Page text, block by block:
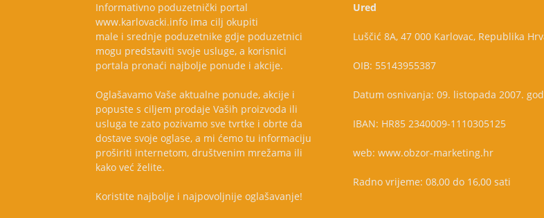
Informativno poduzetnički portal
www.karlovacki.info ima cilj okupiti
male i srednje poduzetnike gdje poduzetnici
mogu predstaviti svoje usluge, a korisnici
portala pronaći najbolje ponude i akcije.
Oglašavamo Vaše aktualne ponude, akcije i
popuste s ciljem prodaje Vaših proizvoda ili
usluga te zato pozivamo sve tvrtke i obrte da
dostave svoje oglase, a mi ćemo tu informaciju
proširiti internetom, društvenim mrežama ili
kako već želite.
Koristite najbolje i najpovoljnije oglašavanje!
Ured
Luščić 8A, 47 000 Karlovac, Republika
OIB: 55143955387
Datum osnivanja: 09. listopada 2007.
IBAN: HR85 2340009-1110305125
web: www.obzor-marketing.hr
Radno vrijeme: 08,00 do 16,00 sati